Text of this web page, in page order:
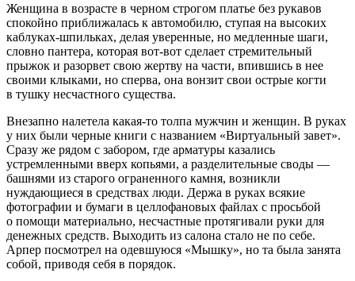
Женщина в возрасте в черном строгом платье без рукавов
спокойно приближалась к автомобилю, ступая на высоких
каблуках-шпильках, делая уверенные, но медленные шаги,
словно пантера, которая вот-вот сделает стремительный
прыжок и разорвет свою жертву на части, впившись в нее
своими клыками, но сперва, она вонзит свои острые когти
в тушку несчастного существа.
Внезапно налетела какая-то толпа мужчин и женщин. В руках
у них были черные книги с названием «Виртуальный завет».
Сразу же рядом с забором, где арматуры казались
устремленными вверх копьями, а разделительные своды —
башнями из старого ограненного камня, возникли
нуждающиеся в средствах люди. Держа в руках всякие
фотографии и бумаги в целлофановых файлах с просьбой
о помощи материально, несчастные протягивали руки для
денежных средств. Выходить из салона стало не по себе.
Арпер посмотрел на одевшуюся «Мышку», но та была занята
собой, приводя себя в порядок.